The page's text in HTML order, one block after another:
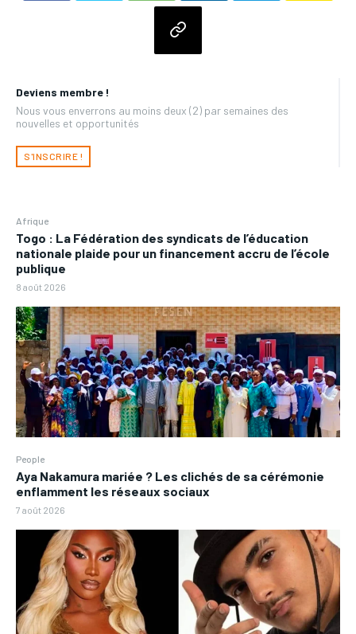
Deviens membre !
Nous vous enverrons au moins deux (2) par semaines des
nouvelles et opportunités
S'INSCRIRE !
Afrique
Togo : La Fédération des syndicats de l’éducation
nationale plaide pour un financement accru de l’école
publique
8 août 2026
People
Aya Nakamura mariée ? Les clichés de sa cérémonie
enflamment les réseaux sociaux
7 août 2026